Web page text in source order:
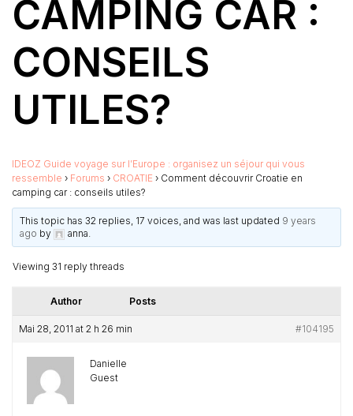
CAMPING CAR :
CONSEILS
UTILES?
IDEOZ Guide voyage sur l’Europe : organisez un séjour qui vous
ressemble › Forums › CROATIE › Comment découvrir Croatie en
camping car : conseils utiles?
This topic has 32 replies, 17 voices, and was last updated 9 years
ago by anna.
Viewing 31 reply threads
Author Posts
Mai 28, 2011 at 2 h 26 min #104195
Danielle
Guest